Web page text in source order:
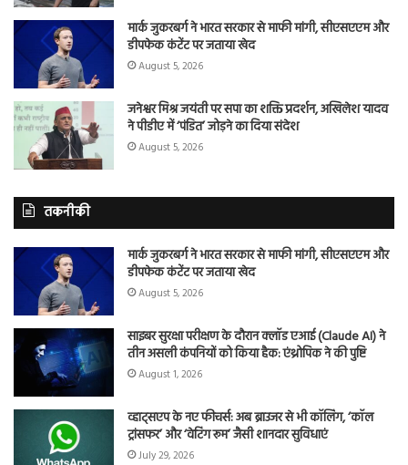
मार्क जुकरबर्ग ने भारत सरकार से माफी मांगी, सीएसएएम और
डीपफेक कंटेंट पर जताया खेद
August 5, 2026
जनेश्वर मिश्र जयंती पर सपा का शक्ति प्रदर्शन, अखिलेश यादव
ने पीडीए में ‘पंडित’ जोड़ने का दिया संदेश
August 5, 2026
तकनीकी
मार्क जुकरबर्ग ने भारत सरकार से माफी मांगी, सीएसएएम और
डीपफेक कंटेंट पर जताया खेद
August 5, 2026
साइबर सुरक्षा परीक्षण के दौरान क्लॉड एआई (Claude AI) ने
तीन असली कंपनियों को किया हैक: एंथ्रोपिक ने की पुष्टि
August 1, 2026
व्हाट्सएप के नए फीचर्स: अब ब्राउजर से भी कॉलिंग, ‘कॉल
ट्रांसफर’ और ‘वेटिंग रूम’ जैसी शानदार सुविधाएं
July 29, 2026